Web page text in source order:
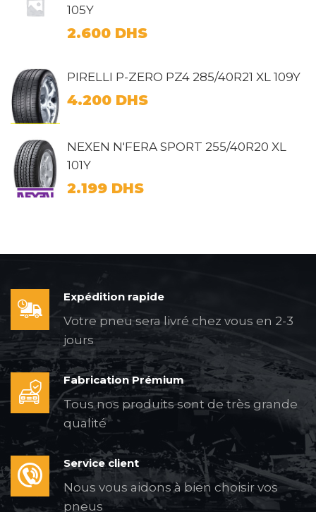
105Y
2.600 DHS
PIRELLI P-ZERO PZ4 285/40R21 XL 109Y
4.200 DHS
NEXEN N'FERA SPORT 255/40R20 XL
101Y
2.199 DHS
Expédition rapide
Votre pneu sera livré chez vous en 2-3
jours
Fabrication Prémium
Tous nos produits sont de très grande
qualité
Service client
Nous vous aidons à bien choisir vos
pneus